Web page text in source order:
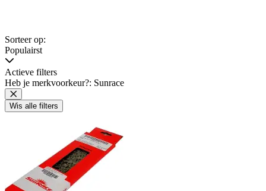
Sorteer op:
Populairst
Actieve filters
Heb je merkvoorkeur?: Sunrace
Wis alle filters